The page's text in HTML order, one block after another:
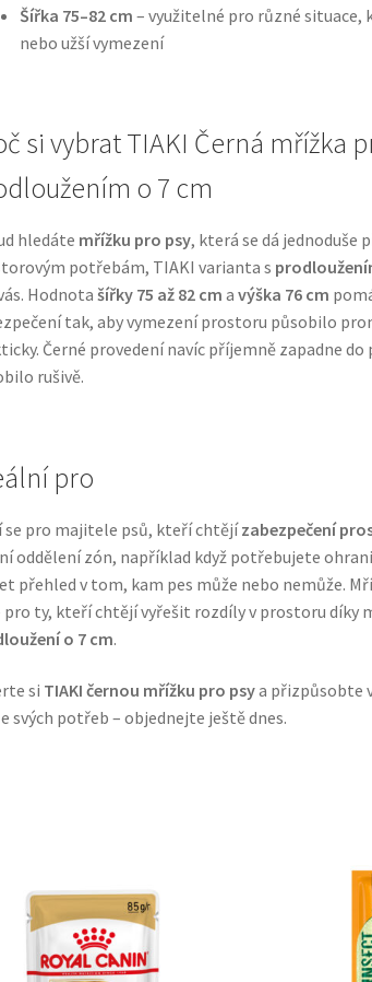
Šířka 75–82 cm – využitelné pro různé situace,
nebo užší vymezení
si vybrat TIAKI Černá mřížka
o 7 cm
hledáte mřížku pro psy, která se dá jednoduše
potřebám, TIAKI varianta s
Hodnota šířky 75 až 82 cm a výška 76 cm
tak, aby vymezení prostoru působilo
Černé provedení navíc příjemně zapadne
rušivě.
pro
se pro majitele psů, kteří chtějízabezpečení
oddělení zón, například když potřebujete
přehled v tom, kam pes může nebo nemůže.
ty, kteří chtějí vyřešit rozdíly v prostoru díky
o 7 cm.
si TIAKI černou mřížku pro psya přizpůsobte
svých potřeb – objednejte ještě dnes.